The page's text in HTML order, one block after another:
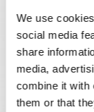
We use
social media
share
media,
combine it with
them or that